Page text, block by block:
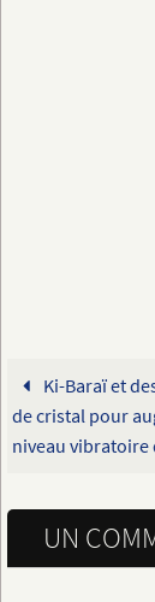
Ki-Baraï et
de cristal pour
niveau vibratoire
UN